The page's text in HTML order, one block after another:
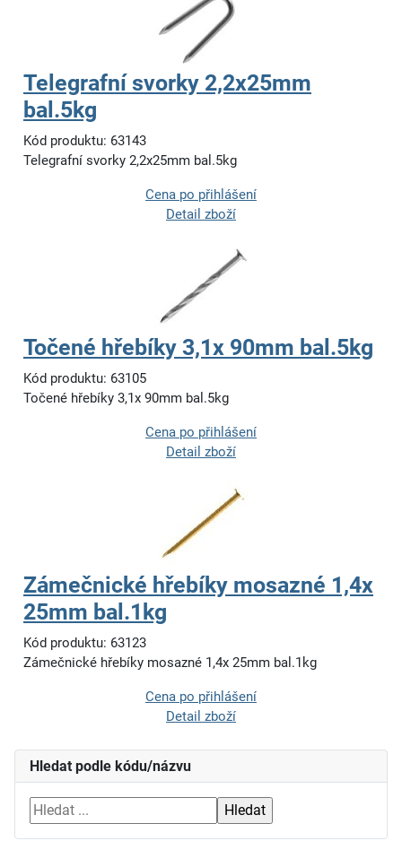
Hledat podle kódu/názvu
Telegrafní svorky 2,2x25mm
bal.5kg
Kód produktu: 63143
Telegrafní svorky 2,2x25mm bal.5kg
Cena po přihlášení
Detail zboží
Točené hřebíky 3,1x 90mm bal.5kg
Kód produktu: 63105
Točené hřebíky 3,1x 90mm bal.5kg
Cena po přihlášení
Detail zboží
Zámečnické hřebíky mosazné 1,4x
25mm bal.1kg
Kód produktu: 63123
Zámečnické hřebíky mosazné 1,4x 25mm bal.1kg
Cena po přihlášení
Detail zboží